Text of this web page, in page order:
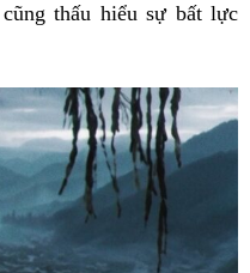
thấu hiểu sự bất lực